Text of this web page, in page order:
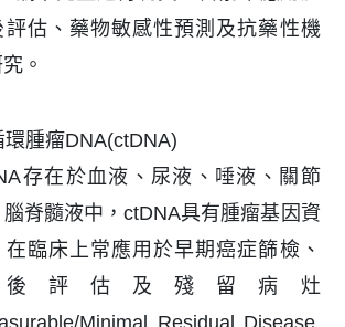
評估、藥物敏感性預測及抗藥性機
。
環腫瘤DNA(ctDNA)
存在於血液、尿液、唾液、關節
腦脊髓液中，ctDNA具有腫瘤基因資
在臨床上常應用於早期癌症篩檢、
評估及殘留病灶
Minimal Residual Disease,